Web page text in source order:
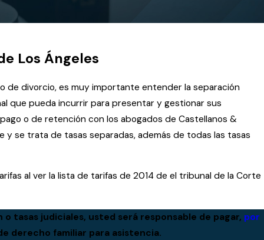
Los Ángeles
de divorcio, es muy importante entender la separación
que pueda incurrir para presentar y gestionar sus
o de retención con los abogados de Castellanos &
se trata de tasas separadas, además de todas las tasas
al ver la lista de tarifas de 2014 de el tribunal de la Corte
tasas judiciales, usted será responsable de pagar, por
derecho familiar para asistencia.